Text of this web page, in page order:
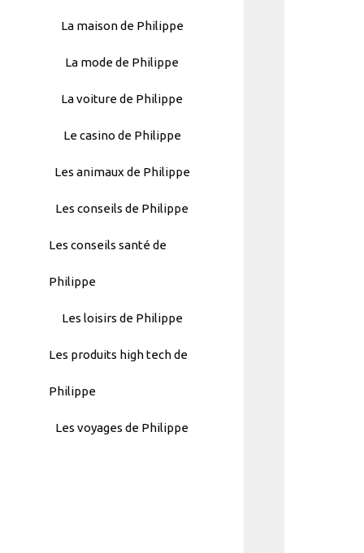
La maison de Philippe
La mode de Philippe
La voiture de Philippe
Le casino de Philippe
Les animaux de Philippe
Les conseils de Philippe
Les conseils santé de
Philippe
Les loisirs de Philippe
Les produits high tech de
Philippe
Les voyages de Philippe
Hierarchic
Categories
Menu
Version
Atakan
Au
category-